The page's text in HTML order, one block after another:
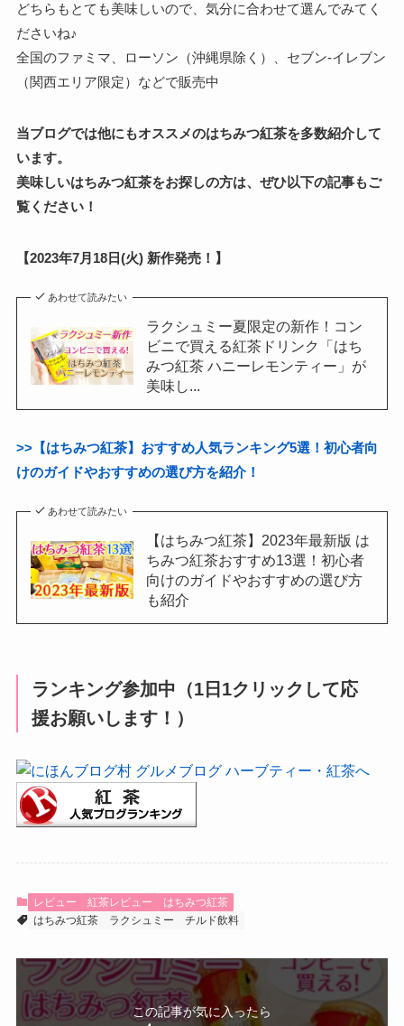
どちらもとても美味しいので、気分に合わせて選んでみてく
ださいね♪
全国のファミマ、ローソン（沖縄県除く）、セブン-イレブン
（関西エリア限定）などで販売中
当ブログでは他にもオススメのはちみつ紅茶を多数紹介して
います。
美味しいはちみつ紅茶をお探しの方は、ぜひ以下の記事もご
覧ください！
【2023年7月18日(火) 新作発売！】
あわせて読みたい
ラクシュミー夏限定の新作！コン
ビニで買える紅茶ドリンク「はち
みつ紅茶 ハニーレモンティー」が
美味し...
>>【はちみつ紅茶】おすすめ人気ランキング5選！初心者向
けのガイドやおすすめの選び方を紹介！
あわせて読みたい
【はちみつ紅茶】2023年最新版 は
ちみつ紅茶おすすめ13選！初心者
向けのガイドやおすすめの選び方
も紹介
ランキング参加中（1日1クリックして応
援お願いします！）
レビュー 紅茶レビュー
はちみつ紅茶
はちみつ紅茶
ラクシュミー チルド飲料
この記事が気に入ったら